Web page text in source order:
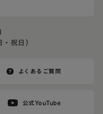
・祝日）
よくあるご質問
公式YouTube